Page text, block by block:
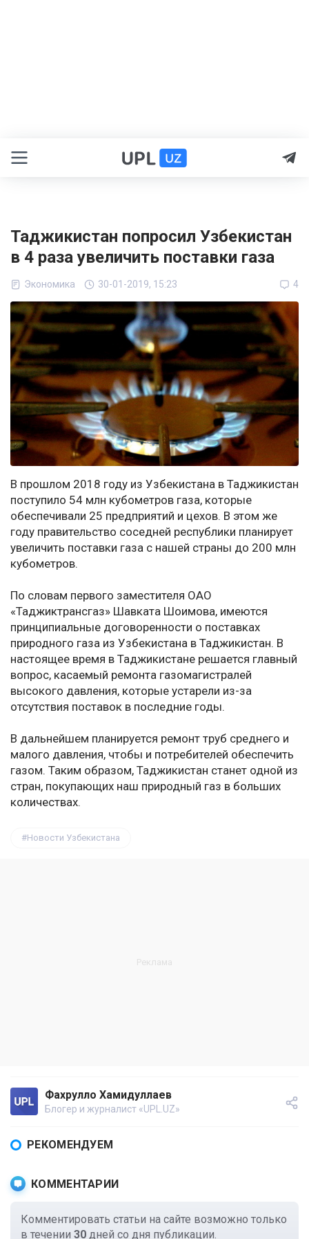
Таджикистан попросил Узбекистан
в 4 раза увеличить поставки газа
Экономика 30-01-2019, 15:23 4
В прошлом 2018 году из Узбекистана в Таджикистан
поступило 54 млн кубометров газа, которые
обеспечивали 25 предприятий и цехов. В этом же
году правительство соседней республики планирует
увеличить поставки газа с нашей страны до 200 млн
кубометров.
По словам первого заместителя ОАО
«Таджиктрансгаз» Шавката Шоимова, имеются
принципиальные договоренности о поставках
природного газа из Узбекистана в Таджикистан. В
настоящее время в Таджикистане решается главный
вопрос, касаемый ремонта газомагистралей
высокого давления, которые устарели из-за
отсутствия поставок в последние годы.
В дальнейшем планируется ремонт труб среднего и
малого давления, чтобы и потребителей обеспечить
газом. Таким образом, Таджикистан станет одной из
стран, покупающих наш природный газ в больших
количествах.
Новости Узбекистана
Фахрулло Хамидуллаев
Блогер и журналист «UPL.UZ»
РЕКОМЕНДУЕМ
КОММЕНТАРИИ
Комментировать статьи на сайте возможно только
в течении 30 дней со дня публикации.